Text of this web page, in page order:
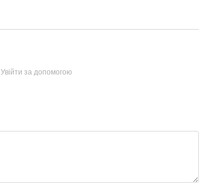
Увійти за допомогою